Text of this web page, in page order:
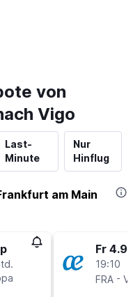
von
Vigo
Last-
Minute
Nur
Hinflug
am Main
Fr 4.9.
19:10
FRA -